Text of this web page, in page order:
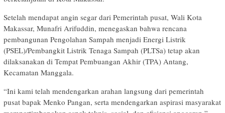
Setelah mendapat angin segar dari Pemerintah pusat, Wali Kota
Makassar, Munafri Arifuddin, menegaskan bahwa rencana
pembangunan Pengolahan Sampah menjadi Energi Listrik
(PSEL)/Pembangkit Listrik Tenaga Sampah (PLTSa) tetap akan
dilaksanakan di Tempat Pembuangan Akhir (TPA) Antang,
Kecamatan Manggala.
“Ini kami telah mendengarkan arahan langsung dari pemerintah
pusat bapak Menko Pangan, serta mendengarkan aspirasi masyarakat